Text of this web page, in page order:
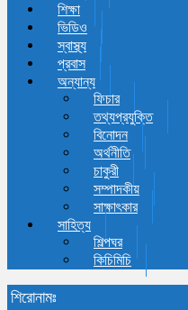
শিক্ষা
ভিডিও
স্বাস্থ্য
প্রবাস
অন্যান্য
ফিচার
তথ্যপ্রযুক্তি
বিনোদন
অর্থনীতি
চাকুরী
সম্পাদকীয়
সাক্ষাৎকার
সাহিত্য
শিল্পঘর
কিচিমিচি
শিরোনামঃ